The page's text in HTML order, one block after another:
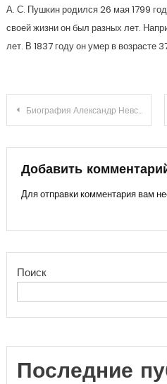
А. С. Пушкин родился 26 мая 1799
своей жизни он был разных лет.
лет. В 1837 году он умер в возрасте
Навигация
записям
Биография Александр Невский и его подвиги — история жизни великого князя, защитника Руси
Добавить
Для отправки комментария вам
Поиск
Последние